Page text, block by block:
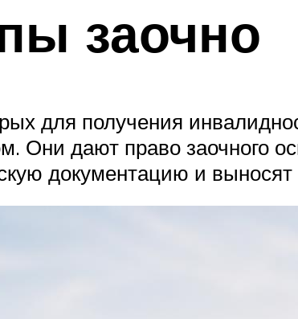
заочно
для получения
Они дают право заочного
документацию и